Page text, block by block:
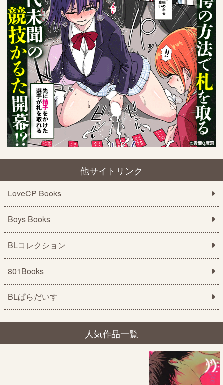
他サイトリンク
LoveCP Books
Boys Books
BLコレクション
801Books
BLぱらだいす
人気作品一覧